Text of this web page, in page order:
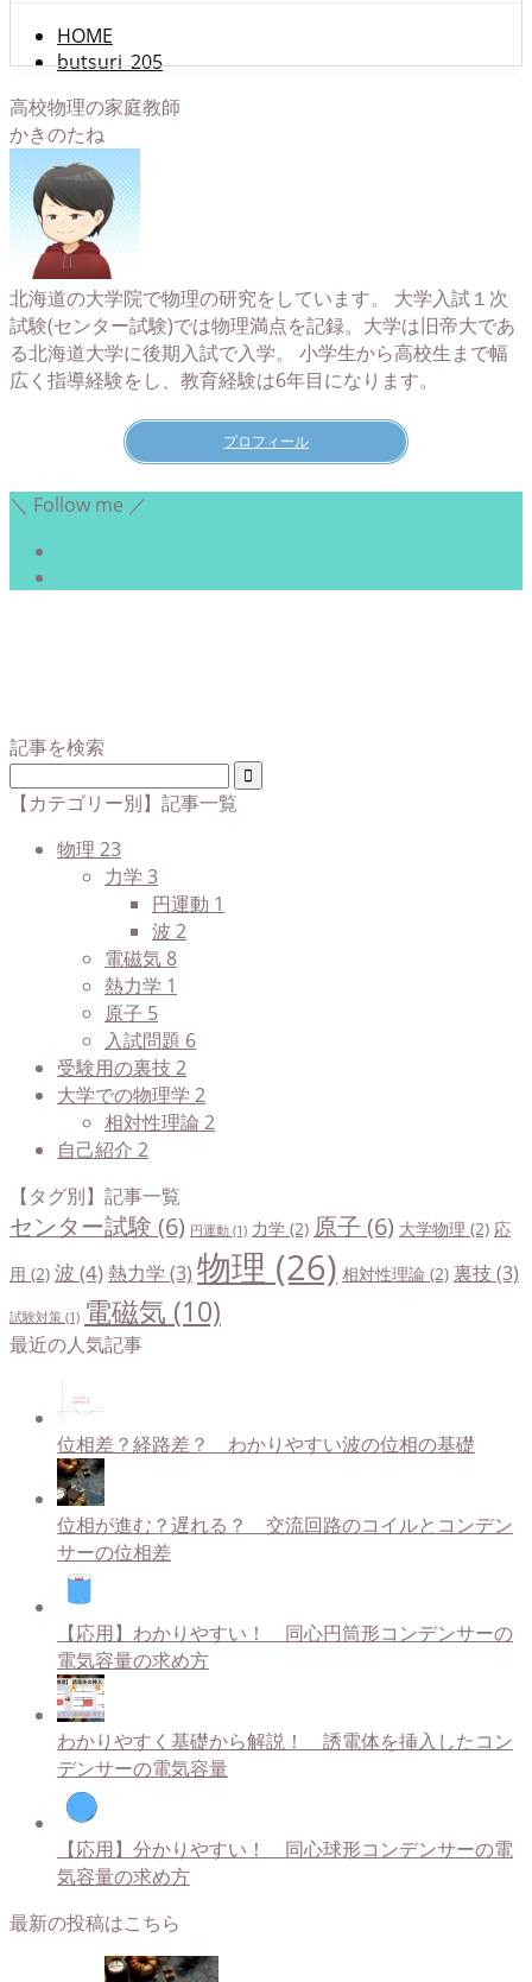
HOME
butsuri_205
高校物理の家庭教師
かきのたね
北海道の大学院で物理の研究をしています。 大学入試１次
試験(センター試験)では物理満点を記録。大学は旧帝大であ
る北海道大学に後期入試で入学。 小学生から高校生まで幅
広く指導経験をし、教育経験は6年目になります。
プロフィール
＼ Follow me ／
記事を検索
【カテゴリー別】記事一覧
物理 23
力学 3
円運動 1
波 2
電磁気 8
熱力学 1
原子 5
入試問題 6
受験用の裏技 2
大学での物理学 2
相対性理論 2
自己紹介 2
【タグ別】記事一覧
センター試験 (6) 円運動 (1) 力学 (2) 原子 (6) 大学物理 (2) 応
用 (2) 波 (4)熱力学 (3) 物理 (26) 相対性理論 (2) 裏技 (3)
試験対策 (1) 電磁気 (10)
最近の人気記事
位相差？経路差？ わかりやすい波の位相の基礎
位相が進む？遅れる？ 交流回路のコイルとコンデン
サーの位相差
【応用】わかりやすい！ 同心円筒形コンデンサーの
電気容量の求め方
わかりやすく基礎から解説！ 誘電体を挿入したコン
デンサーの電気容量
【応用】分かりやすい！ 同心球形コンデンサーの電
気容量の求め方
最新の投稿はこちら